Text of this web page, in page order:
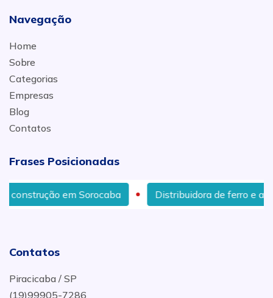
Navegação
Home
Sobre
Categorias
Empresas
Blog
Contatos
Frases Posicionadas
em Sorocaba Distribuidora de ferro e aço em Rio
Contatos
Piracicaba / SP
(19)99905-7286